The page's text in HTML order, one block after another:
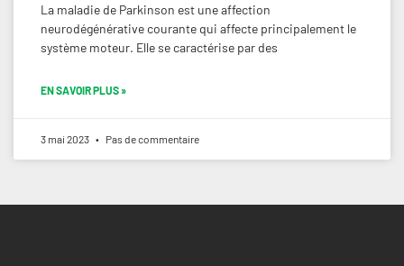
La maladie de Parkinson est une affection
neurodégénérative courante qui affecte principalement le
système moteur. Elle se caractérise par des
EN SAVOIR PLUS »
3 mai 2023 Pas de commentaire